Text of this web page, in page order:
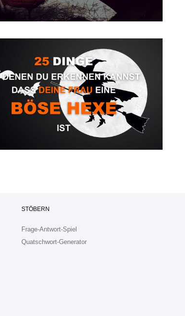
STÖBERN
Frage-Antwort-Spiel
Quatschwort-Generator